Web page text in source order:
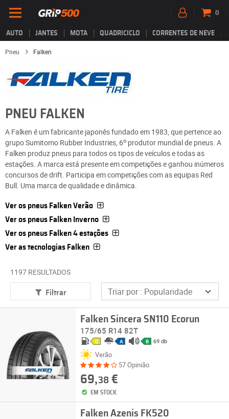
AUTO JANTES MOTA QUADRICICLO CORRENTES DE NEVE
0
Pneu Falken
PNEU FALKEN
A Falken é um fabricante japonês fundado em 1983, que pertence ao
grupo Sumitomo Rubber Industries, 6o produtor mundial de pneus. A
Falken produz pneus para todos os tipos de veículos e todas as
estações. A marca está presente em competições e ganhou inúmeros
concursos de drift. Participa em competições com as equipas Red
Bull. Uma marca de qualidade e dinâmica.
Ver os pneus Falken Verão
Ver os pneus Falken Inverno
Ver os pneus Falken 4 estações
Ver as tecnologias Falken
1197 RESULTADOS
Filtrar
Falken Sincera SN110 Ecorun
175/65 R14 82T
C A B 69 db
Verão
57 Opinião
69,38€
EM STOCK
Falken Azenis FK520